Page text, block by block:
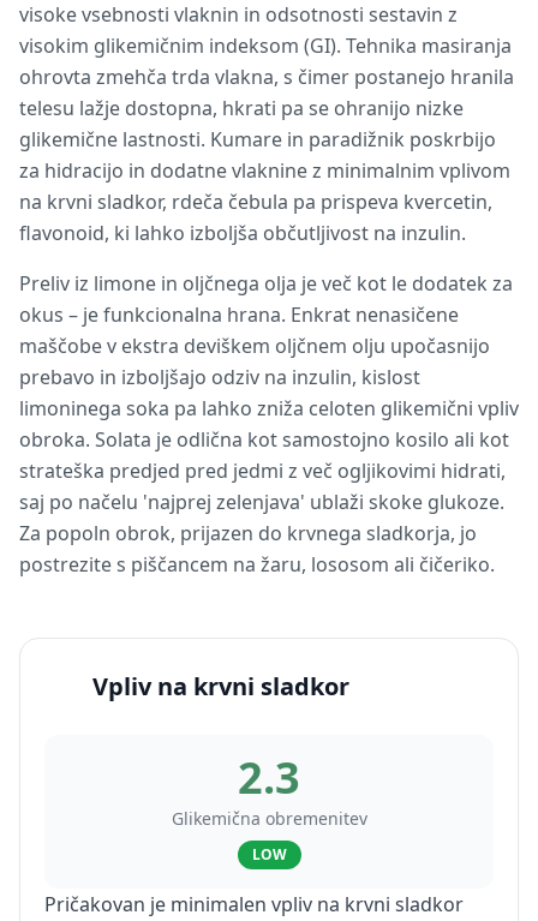
visoke vsebnosti vlaknin in odsotnosti sestavin z
visokim glikemičnim indeksom (GI). Tehnika masiranja
ohrovta zmehča trda vlakna, s čimer postanejo hranila
telesu lažje dostopna, hkrati pa se ohranijo nizke
glikemične lastnosti. Kumare in paradižnik poskrbijo
za hidracijo in dodatne vlaknine z minimalnim vplivom
na krvni sladkor, rdeča čebula pa prispeva kvercetin,
flavonoid, ki lahko izboljša občutljivost na inzulin.
Preliv iz limone in oljčnega olja je več kot le dodatek za
okus – je funkcionalna hrana. Enkrat nenasičene
maščobe v ekstra deviškem oljčnem olju upočasnijo
prebavo in izboljšajo odziv na inzulin, kislost
limoninega soka pa lahko zniža celoten glikemični vpliv
obroka. Solata je odlična kot samostojno kosilo ali kot
strateška predjed pred jedmi z več ogljikovimi hidrati,
saj po načelu 'najprej zelenjava' ublaži skoke glukoze.
Za popoln obrok, prijazen do krvnega sladkorja, jo
postrezite s piščancem na žaru, lososom ali čičeriko.
Vpliv na krvni sladkor
2.3
Glikemična obremenitev
LOW
Pričakovan je minimalen vpliv na krvni sladkor